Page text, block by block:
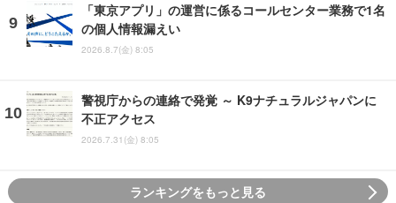
「東京アプリ」の運営に係るコールセンター業務で1名
の個人情報漏えい
2026.8.7(金) 8:05
警視庁からの連絡で発覚 ～ K9ナチュラルジャパンに
不正アクセス
2026.7.31(金) 8:05
ランキングをもっと見る